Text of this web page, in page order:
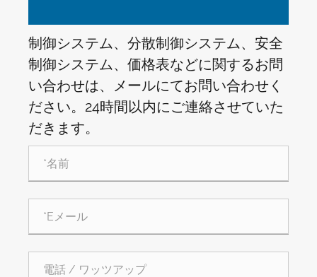
制御システム、分散制御システム、安全
制御システム、価格表などに関するお問
い合わせは、メールにてお問い合わせく
ださい。24時間以内にご連絡させていた
だきます。